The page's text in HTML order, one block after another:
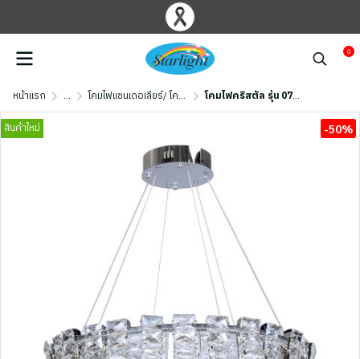
0
หน้าแรก ... โคมไฟแชนเดอเลียร์/ โคมไฟคริสตัล โคมไฟคริสตัล รุ่น 07-SL-1706-CH-700 (LED 122W) สีเงินเงา
สินค้าใหม่ -50%